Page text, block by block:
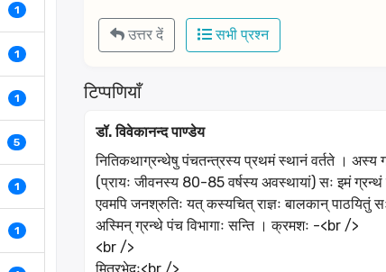
1
1
1
5
1
1
उत्तर दें सभी प्रश्न
टिप्पणियाँ
डॉ. विवेकानन्द पाण्डेय
नितिकथाग्रन्थेषु पंचतन्त्रस्य प्रथमं स्थानं वर्तते । अस्य
(प्रायः जीवनस्य 80-85 वर्षस्य अवस्थायां) सः इमं
एवमपि जनश्रुतिः यत् कस्यचित् राज्ञः बालकान् पाठयितुं
अस्मिन् ग्रन्थे पंच विभागाः सन्ति । क्रमशः -<br />
<br />